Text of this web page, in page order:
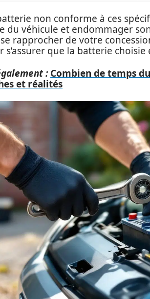
non conforme à ces
du véhicule et endommager
rapprocher de votre
s’assurer que la batterie choisie
: Combien de temps
et réalités